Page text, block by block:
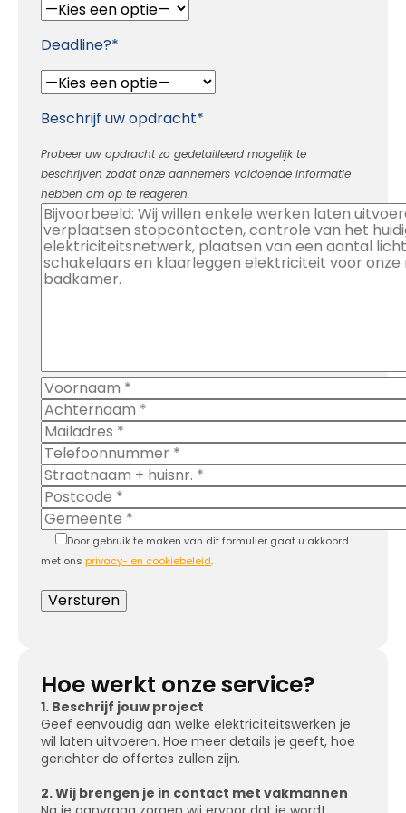
Deadline?*
Beschrijf uw opdracht*
Probeer uw opdracht zo gedetailleerd mogelijk te
beschrijven zodat onze aannemers voldoende informatie
hebben om op te reageren.
Door gebruik te maken van dit formulier gaat u akkoord
met ons privacy- en cookiebeleid.
Hoe werkt onze service?
1. Beschrijf jouw project
Geef eenvoudig aan welke elektriciteitswerken je
wil laten uitvoeren. Hoe meer details je geeft, hoe
gerichter de offertes zullen zijn.
2. Wij brengen je in contact met vakmannen